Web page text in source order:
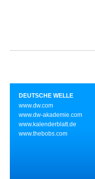
DEUTSCHE WELLE
www.dw.com
www.dw-akademie.com
www.kalenderblatt.de
www.thebobs.com